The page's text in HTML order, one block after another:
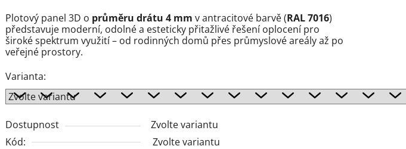
produktu
je
5,0
z
5
hvězdiček.
Plotový panel 3D o průměru drátu 4 mm v antracitové barvě (RAL 7016)
představuje moderní, odolné a esteticky přitažlivé řešení oplocení pro
široké spektrum využití – od rodinných domů přes průmyslové areály až po
veřejné prostory.
Varianta:
Dostupnost
Zvolte variantu
Kód:
Zvolte variantu